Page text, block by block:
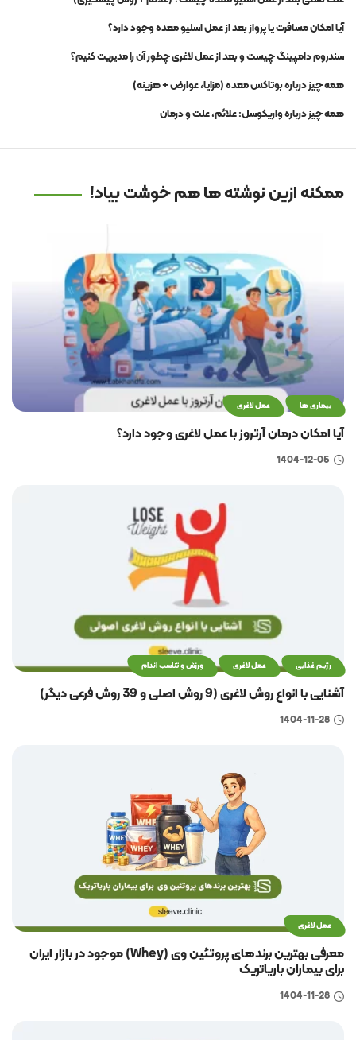
آیا امکان مسافرت یا پرواز بعد از عمل اسلیو معده وجود دارد؟
سندروم دامپینگ چیست و بعد از عمل لاغری چطور آن را مدیریت کنیم؟
همه چیز درباره بوتاکس معده (مزایا، عوارض + هزینه)
همه چیز درباره واریکوسل: علائم، علت و درمان
ممکنه ازین نوشته ها هم خوشت بیاد!
بیماری ها عمل لاغری
آیا امکان درمان آرتروز با عمل لاغری وجود دارد؟
1404-12-05
رژیم غذایی عمل لاغری ورزش و تناسب اندام
آشنایی با انواع روش لاغری (9 روش اصلی و 39 روش فرعی دیگر)
1404-11-28
عمل لاغری
معرفی بهترین برندهای پروتئین وی (Whey) موجود در بازار ایران
برای بیماران باریاتریک
1404-11-28